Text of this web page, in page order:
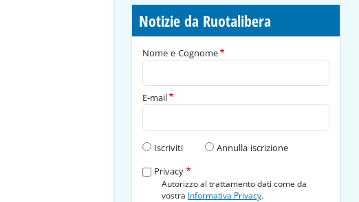
Notizie da Ruotalibera
Nome e Cognome
E-mail
Tipo di richiesta
Iscriviti
Annulla iscrizione
Privacy
Autorizzo al trattamento dati come da
vostra Informativa Privacy.